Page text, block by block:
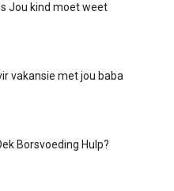
Jou kind moet weet
vakansie met jou baba
Borsvoeding Hulp?